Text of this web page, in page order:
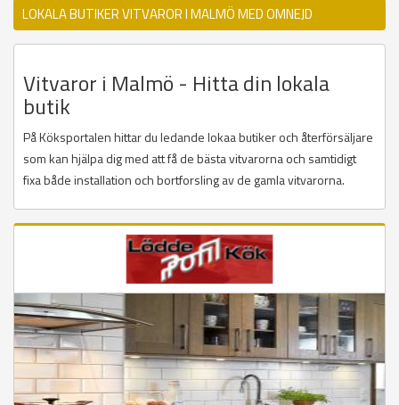
LOKALA BUTIKER VITVAROR I MALMÖ MED OMNEJD
Vitvaror i Malmö - Hitta din lokala
butik
På Köksportalen hittar du ledande lokaa butiker och återförsäljare
som kan hjälpa dig med att få de bästa vitvarorna och samtidigt
fixa både installation och bortforsling av de gamla vitvarorna.